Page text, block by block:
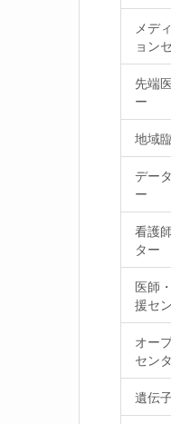
メデ
ョン
先端
ー
地域
デー
ー
看護
ター
医師
援セ
オー
セン
遺伝